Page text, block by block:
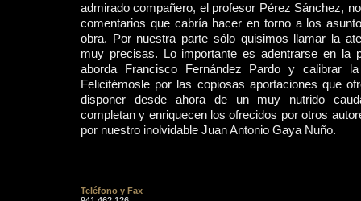
admirado compañero, el profesor Pérez Sánchez,
comentarios que cabría hacer en torno a los
obra. Por nuestra parte sólo quisimos llamar la
muy precisas. Lo importante es adentrarse en la
aborda Francisco Fernández Pardo y calibrar
Felicitémosle por las copiosas aportaciones que
disponer desde ahora de un muy nutrido
completan y enriquecen los ofrecidos por otros
por nuestro inolvidable Juan Antonio Gaya Nuño.
Teléfono y Fax